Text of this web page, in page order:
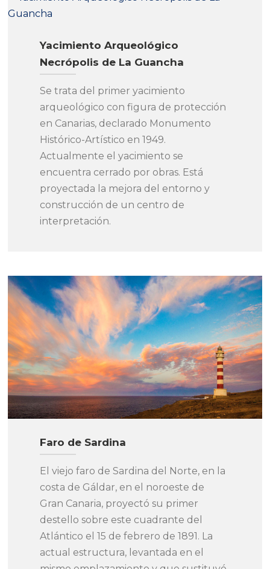
Yacimiento Arqueológico
Necrópolis de La Guancha
Se trata del primer yacimiento
arqueológico con figura de protección
en Canarias, declarado Monumento
Histórico-Artístico en 1949.
Actualmente el yacimiento se
encuentra cerrado por obras. Está
proyectada la mejora del entorno y
construcción de un centro de
interpretación.
Faro de Sardina
El viejo faro de Sardina del Norte, en la
costa de Gáldar, en el noroeste de
Gran Canaria, proyectó su primer
destello sobre este cuadrante del
Atlántico el 15 de febrero de 1891. La
actual estructura, levantada en el